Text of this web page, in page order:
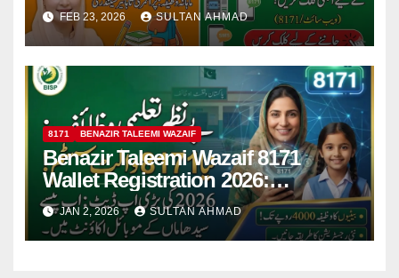
FEB 23, 2026 SULTAN AHMAD
8171 BENAZIR TALEEMI WAZAIF
Benazir Taleemi Wazaif 8171
Wallet Registration 2026:
Complete Guide Eligibility
Payments & Objectives
JAN 2, 2026 SULTAN AHMAD